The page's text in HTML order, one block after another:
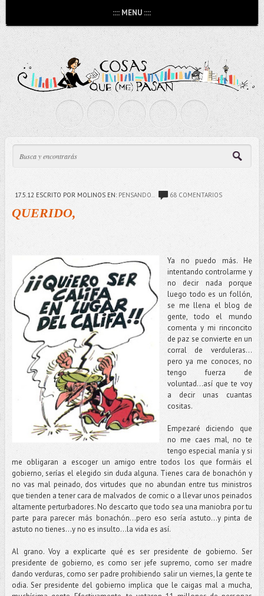
:::: MENU ::::
17.5.12 ESCRITO POR MOLINOS EN: PENSANDO.. 68 COMENTARIOS
QUERIDO,
Ya no puedo más. He
intentando controlarme y
no decir nada porque
luego todo es un follón,
se me llena el blog de
gente, todo el mundo
comenta y mi rinconcito
de paz se convierte en un
corral de verduleras…
pero ya me conoces, no
tengo fuerza de
voluntad...así que te voy
a decir unas cuantas
cositas.
Empezaré diciendo que
no me caes mal, no te
tengo especial manía y si
me obligaran a escoger un amigo entre todos los que formáis el
gobierno, serías el elegido sin duda alguna. Tienes cara de bonachón y
no vas mal peinado, dos virtudes que no abundan entre tus ministros
que tienden a tener cara de malvados de comic o a llevar unos peinados
altamente perturbadores. No descarto que todo sea una maniobra por tu
parte para parecer más bonachón…pero eso sería astuto…y pinta de
astuto no tienes...y no es insulto...la vida es así.
Al grano. Voy a explicarte qué es ser presidente de gobierno. Ser
presidente de gobierno, es como ser jefe supremo, como ser madre
dando verduras, como ser padre prohibiendo salir un viernes, la gente te
odia. Ser presidente del gobierno implica que le caigas mal a mucha,